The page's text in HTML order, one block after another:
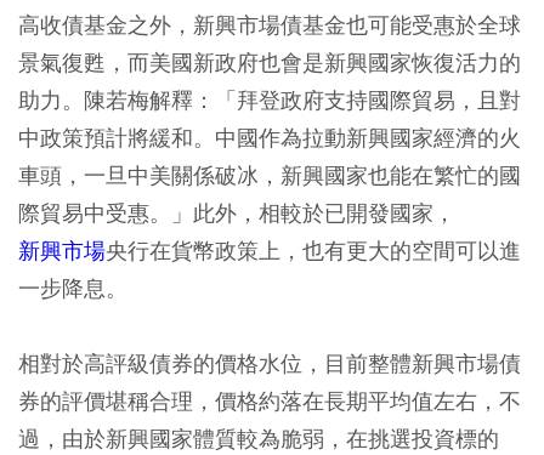
高收債基金之外，新興市場債基金也可能受惠於全球
景氣復甦，而美國新政府也會是新興國家恢復活力的
助力。陳若梅解釋：「拜登政府支持國際貿易，且對
中政策預計將緩和。中國作為拉動新興國家經濟的火
車頭，一旦中美關係破冰，新興國家也能在繁忙的國
際貿易中受惠。」此外，相較於已開發國家，
新興市場央行在貨幣政策上，也有更大的空間可以進
一步降息。
相對於高評級債券的價格水位，目前整體新興市場債
券的評價堪稱合理，價格約落在長期平均值左右，不
過，由於新興國家體質較為脆弱，在挑選投資標的